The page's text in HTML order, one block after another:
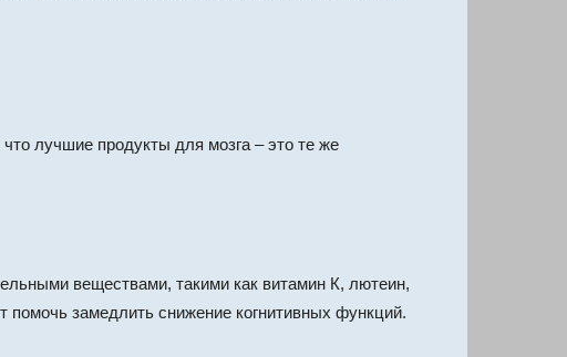
лучшие продукты для мозга – это те же
веществами, такими как витамин К, лютеин,
помочь замедлить снижение когнитивных функций.